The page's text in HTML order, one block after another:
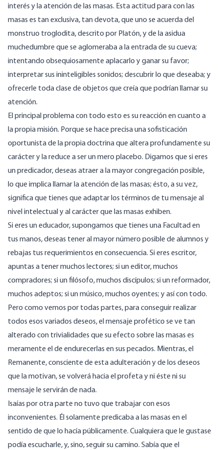
interés y la atención de las masas. Esta actitud para con las
masas es tan exclusiva, tan devota, que uno se acuerda del
monstruo troglodita, descrito por Platón, y de la asidua
muchedumbre que se aglomeraba a la entrada de su cueva;
intentando obsequiosamente aplacarlo y ganar su favor;
interpretar sus ininteligibles sonidos; descubrir lo que deseaba; y
ofrecerle toda clase de objetos que creía que podrían llamar su
atención.
El principal problema con todo esto es su reacción en cuanto a
la propia misión. Porque se hace precisa una sofisticación
oportunista de la propia doctrina que altera profundamente su
carácter y la reduce a ser un mero placebo. Digamos que si eres
un predicador, deseas atraer a la mayor congregación posible,
lo que implica llamar la atención de las masas; ésto, a su vez,
significa que tienes que adaptar los términos de tu mensaje al
nivel intelectual y al carácter que las masas exhiben.
Si eres un educador, supongamos que tienes una Facultad en
tus manos, deseas tener al mayor número posible de alumnos y
rebajas tus requerimientos en consecuencia. Si eres escritor,
apuntas a tener muchos lectores; si un editor, muchos
compradores; si un filósofo, muchos discípulos; si un reformador,
muchos adeptos; si un músico, muchos oyentes; y así con todo.
Pero como vemos por todas partes, para conseguir realizar
todos esos variados deseos, el mensaje profético se ve tan
alterado con trivialidades que su efecto sobre las masas es
meramente el de endurecerlas en sus pecados. Mientras, el
Remanente, consciente de esta adulteración y de los deseos
que la motivan, se volverá hacia el profeta y ni éste ni su
mensaje le servirán de nada.
Isaías por otra parte no tuvo que trabajar con esos
inconvenientes. Él solamente predicaba a las masas en el
sentido de que lo hacía públicamente. Cualquiera que le gustase
podía escucharle, y, sino, seguir su camino. Sabía que el